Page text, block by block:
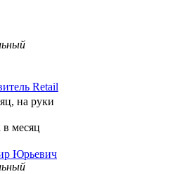
Retail
на руки
месяц
Юрьевич